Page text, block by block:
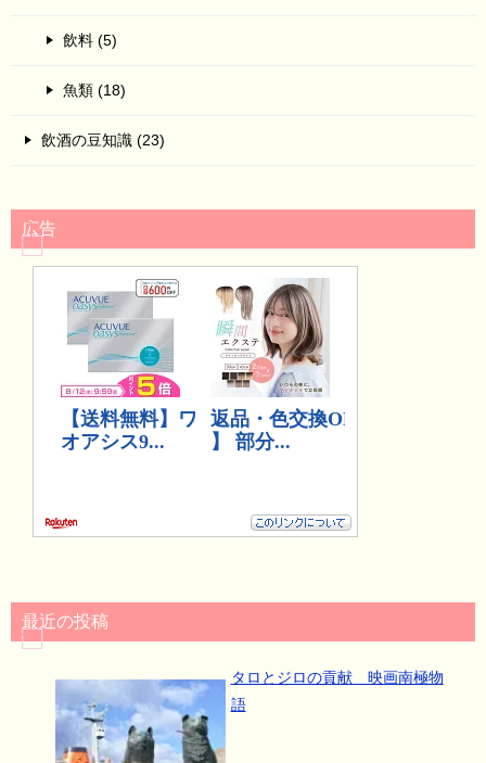
飲料 (5)
魚類 (18)
飲酒の豆知識 (23)
広告
最近の投稿
タロとジロの貢献 映画南極物
語